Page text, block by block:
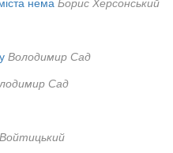
Володимир Сад
Сад